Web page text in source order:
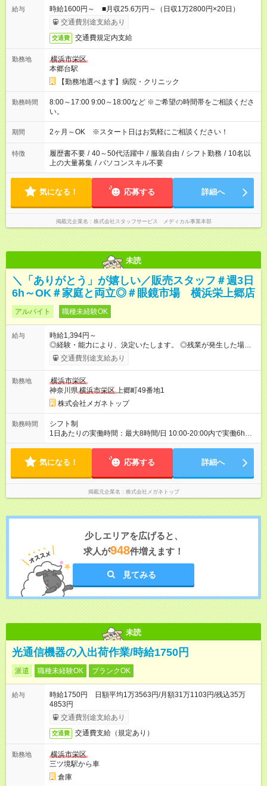
給与
時給1600円～ ■月収25.6万円～（日収1万2800円×20日）
交通費別途支給あり
交通費 交通費規定内支給
勤務地
横浜市栄区
本郷台駅
【勤務地選べます】病院・クリニック
勤務時間
8:00～17:00 9:00～18:00など ※ご希望の時間帯をご相談くださ
い。
期間 2ヶ月～OK ※スタート日はお気軽にご相談ください！
特徴 履歴書不要 / 40～50代活躍中 / 服装自由 / シフト勤務 / 10名以
上の大量募集 / パソコンスキル不要
気になる！ 応募する 詳細へ
掲載元企業名 株式会社スタッフサービス メディカル事業本部
未読
＼「ありがとう」が嬉しい／販売スタッフ＃週3日
6h～OK＃家庭と両立◎＃眼鏡市場 横浜栄上郷店
アルバイト 職種未経験OK
給与
時給1,394円～
◎経験・能力により、決定いたします。 ◎残業が発生した場合
は、1分単位で時間外手当を支給します。 【試用期間】試用期間
あり 試用期間の長さ：3ヶ月 雇用形態、給与は本採用時と同じ
交通費別途支給あり
勤務地
横浜市栄区
神奈川県横浜市栄区上郷町49番地1
株式会社メガネトップ
勤務時間
シフト制
1日あたりの実働時間：最大8時間/日 10:00-20:00内で実働6h
※1日6h以上、 土日含む週3日以上勤務できる方 （シフト例） パ
ワーク不可
気になる！ 応募する 詳細へ
掲載元企業名 株式会社メガネトップ
少しエリアを広げると、
求人が948件増えます！
見てみる
未読
光通信機器の入出荷作業/時給1750円
派遣 職種未経験OK ブランクOK
給与
時給1750円 日額平均1万3563円/月額31万1103円/残込35万
4853円
交通費別途支給あり
交通費 交通費支給（規定あり）
勤務地
横浜市栄区
三ツ境駅から車
倉庫